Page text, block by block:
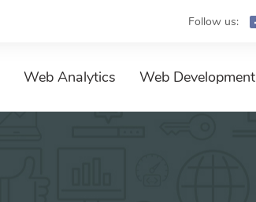
Follow us:
Web Analytics Web Development